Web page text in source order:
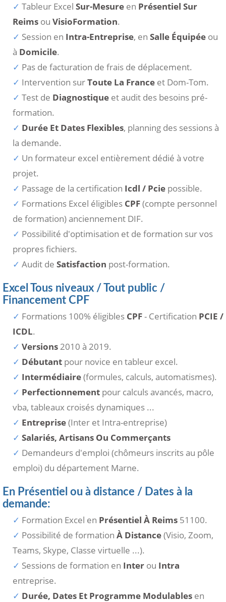
Tableur Excel Sur-Mesure en Présentiel Sur
Reims ou VisioFormation.
Session en Intra-Entreprise, en Salle Équipée ou
à Domicile.
Pas de facturation de frais de déplacement.
Intervention surToute La France et Dom-Tom.
Test de Diagnostique et audit des besoins pré-
formation.
Durée Et Dates Flexibles, planning des sessions à
la demande.
Un formateur excel entièrement dédié à votre
projet.
Passage de la certification Icdl / Pcie possible.
Formations Excel éligibles CPF(compte personnel
de formation) anciennement DIF.
Possibilité d'optimisation et de formation sur vos
propres fichiers.
Audit de Satisfaction post-formation.
Excel Tous niveaux / Tout public /
Financement CPF
Formations 100% éligibles CPF- Certification PCIE /
ICDL.
Versions2010 à 2019.
Débutant pour novice en tableur excel.
Intermédiaire(formules, calculs, automatismes).
Perfectionnement pour calculs avancés, macro,
vba, tableaux croisés dynamiques ...
Entreprise(Inter et Intra-entreprise)
Salariés, Artisans Ou Commerçants
Demandeurs d'emploi (chômeurs inscrits au pôle
emploi) du département Marne.
En Présentiel ou à distance / Dates à la
demande:
Formation Excel en Présentiel À Reims 51100.
Possibilité de formation À Distance(Visio, Zoom,
Teams, Skype, Classe virtuelle ...).
Sessions de formation en Inter ou Intra
entreprise.
Durée, Dates Et Programme Modulables en